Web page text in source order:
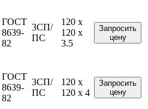
ГОСТ
8639-
82
3СП/
ПС
120 x
120 x
3.5
Запросить
цену
ГОСТ
8639-
82
3СП/
ПС
120 x
120 x 4
Запросить
цену